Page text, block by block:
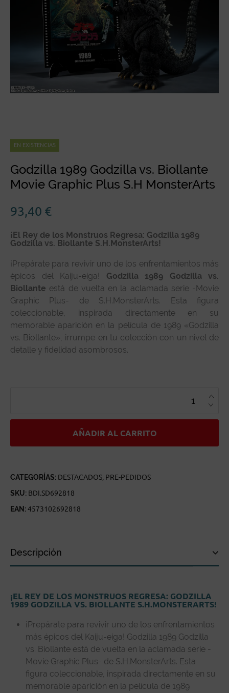
EN EXISTENCIAS
Godzilla 1989 Godzilla vs. Biollante
Movie Graphic Plus S.H MonsterArts
93,40 €
¡El Rey de los Monstruos Regresa: Godzilla 1989
Godzilla vs. Biollante S.H.MonsterArts!
¡Prepárate para revivir uno de los enfrentamientos más
épicos del Kaiju-eiga! Godzilla 1989 Godzilla vs.
Biollante está de vuelta en la aclamada serie -Movie
Graphic Plus- de S.H.MonsterArts. Esta figura
coleccionable, inspirada directamente en su
memorable aparición en la película de 1989 «Godzilla
vs. Biollante», irrumpe en tu colección con un nivel de
detalle y fidelidad asombrosos.
MOVIE
AÑADIR AL CARRITO
CATEGORÍAS: DESTACADOS, PRE-PEDIDOS
SKU: BDI.SD692818
EAN:4573102692818
Descripción
Especificaciones técnicas
Reseñas de clientes
¡EL REY DE LOS MONSTRUOS REGRESA: GODZILLA
1989 GODZILLA VS. BIOLLANTE S.H.MONSTERARTS!
¡Prepárate para revivir uno de los enfrentamientos
más épicos del Kaiju-eiga! Godzilla 1989 Godzilla
vs. Biollante está de vuelta en la aclamada serie -
Movie Graphic Plus- de S.H.MonsterArts. Esta
figura coleccionable, inspirada directamente en su
memorable aparición en la película de 1989